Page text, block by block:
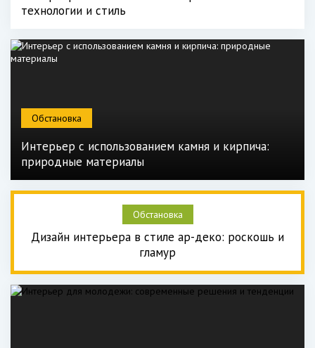
технологии и стиль
Обстановка
Интерьер с использованием камня и кирпича:
природные материалы
Обстановка
Дизайн интерьера в стиле ар-деко: роскошь и
гламур